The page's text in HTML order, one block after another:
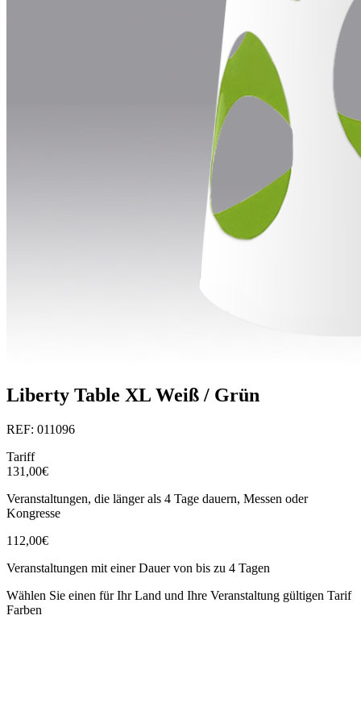
Liberty Table XL Weiß / Grün
REF: 011096
Tariff
131,00€
Veranstaltungen, die länger als 4 Tage dauern, Messen oder
Kongresse
112,00€
Veranstaltungen mit einer Dauer von bis zu 4 Tagen
Wählen Sie einen für Ihr Land und Ihre Veranstaltung gültigen Tarif
Farben